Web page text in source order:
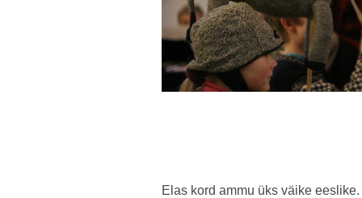
Elas kord ammu üks väike